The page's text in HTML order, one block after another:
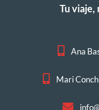
Tu viaje,
Ana
Mari